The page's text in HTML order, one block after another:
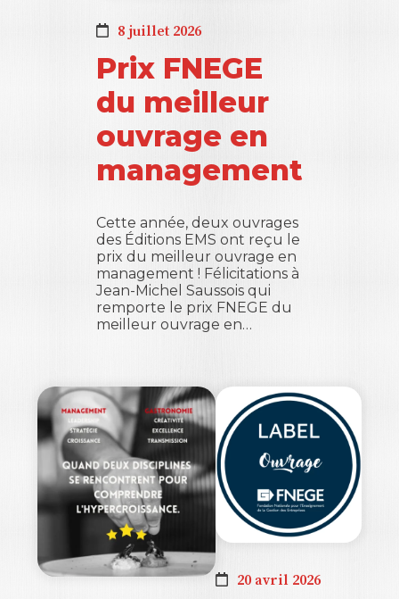
8 juillet 2026
Prix FNEGE
du meilleur
ouvrage en
management
Cette année, deux ouvrages
des Éditions EMS ont reçu le
prix du meilleur ouvrage en
management ! Félicitations à
Jean-Michel Saussois qui
remporte le prix FNEGE du
meilleur ouvrage en…
20 avril 2026